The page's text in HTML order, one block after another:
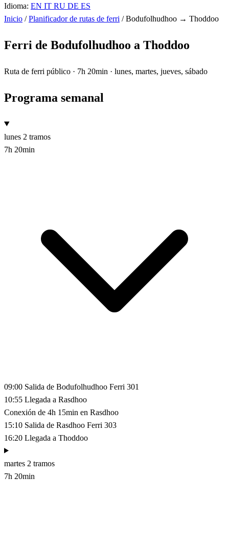
Idioma: EN IT RU DE ES
Inicio / Planificador de rutas de ferri / Bodufolhudhoo → Thoddoo
Ferri de Bodufolhudhoo a Thoddoo
Ruta de ferri público · 7h 20min · lunes, martes, jueves, sábado
Programa semanal
lunes 2 tramos
7h 20min
09:00 Salida de Bodufolhudhoo Ferri 301
10:55 Llegada a Rasdhoo
Conexión de 4h 15min en Rasdhoo
15:10 Salida de Rasdhoo Ferri 303
16:20 Llegada a Thoddoo
martes 2 tramos
7h 20min